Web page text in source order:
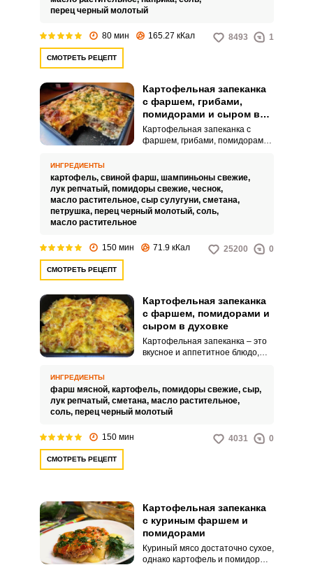
перец черный молотый
80 мин 165.27 кКал 8493 1
СМОТРЕТЬ РЕЦЕПТ
Картофельная запеканка
с фаршем, грибами,
помидорами и сыром в
духовке
Картофельная запеканка с
фаршем, грибами, помидорами
получается сочным, нежным и
очень сытным. Аппетитная
запеканка – это отличная идея
для семейного ужина!
ИНГРЕДИЕНТЫ
картофель, свиной фарш, шампиньоны свежие,
лук репчатый, помидоры свежие, чеснок,
масло растительное, сыр сулугуни, сметана,
петрушка, перец черный молотый, соль,
масло растительное
150 мин 71.9 кКал 25200 0
СМОТРЕТЬ РЕЦЕПТ
Картофельная запеканка
с фаршем, помидорами и
сыром в духовке
Картофельная запеканка – это
вкусное и аппетитное блюдо,
семьи. Очень сытное блюдо, с
сочными помидорами и нежной
сырной корочкой.
ИНГРЕДИЕНТЫ
фарш мясной, картофель, помидоры свежие, сыр,
лук репчатый, сметана, масло растительное,
соль, перец черный молотый
150 мин 4031 0
СМОТРЕТЬ РЕЦЕПТ
Картофельная запеканка
с куриным фаршем и
помидорами
Куриный мясо достаточно сухое,
однако картофель и помидоры